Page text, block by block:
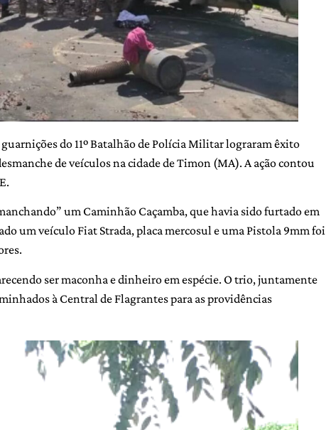
do 11º Batalhão de Polícia Militar lograram êxito
de veículos na cidade de Timon (MA). A ação contou
um Caminhão Caçamba, que havia sido furtado em
um veículo Fiat Strada, placa mercosul e uma Pistola 9mm foi
ser maconha e dinheiro em espécie. O trio, juntamente
à Central de Flagrantes para as providências